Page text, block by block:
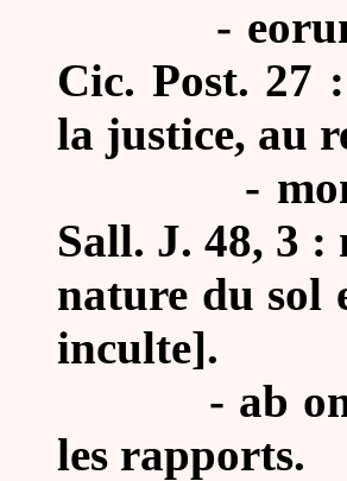
-
Cic. Post. 27
la justice, au
-
Sall. J. 48, 3 :
nature du sol
inculte].
- ab
les rapports.